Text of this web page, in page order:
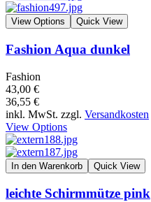
View Options Quick View
Fashion Aqua dunkel
Fashion
43,00 €
36,55 €
inkl. MwSt. zzgl. Versandkosten
View Options
In den Warenkorb Quick View
leichte Schirmmütze pink